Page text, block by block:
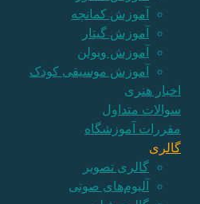
آموزش کمانچه
آموزش گیتار
آموزش ویولن
آموزش موسیقی کودک
اخبار هنری
سوالات متداول
مقررات آموزشگاه
گالری
گالری تصویر
آلبوم‌های صوتی